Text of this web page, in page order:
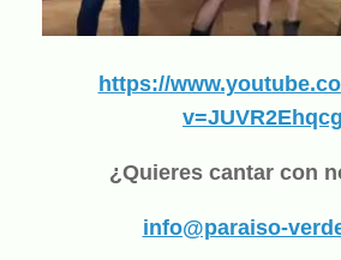
https://
¿Quieres cantar con
info@paraiso-